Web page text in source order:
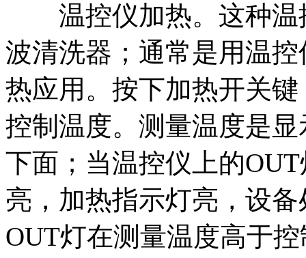
温控仪加热。这种温
波清洗器；通常是用温
热应用。按下加热开关
控制温度。测量温度是
下面；当温控仪上的
亮，加热指示灯亮，设
OUT灯在测量温度高于